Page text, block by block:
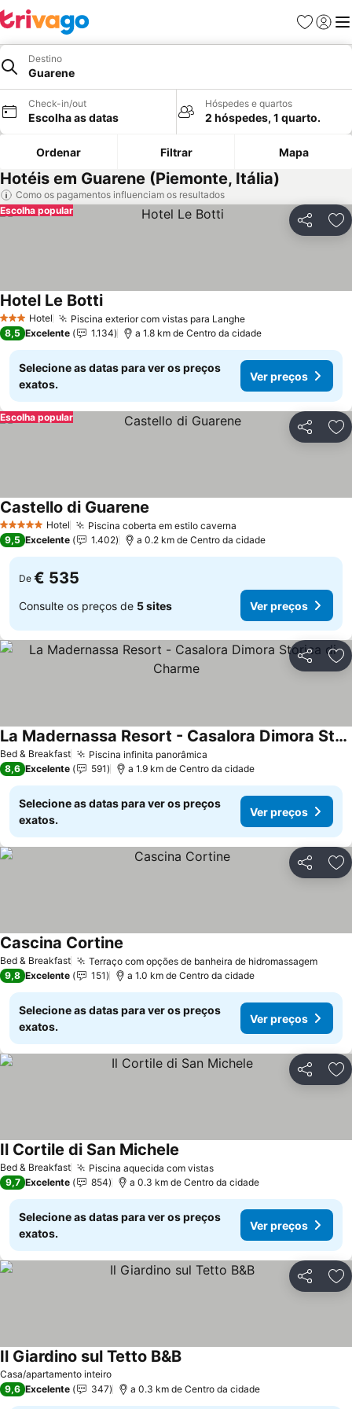
Favoritos
Iniciar
Destino
Guarene
Check-in/out
Escolha as datas
Hóspedes e quartos
2 hóspedes, 1 quarto.
Ordenar Filtrar Mapa
Hotéis em Guarene (Piemonte, Itália)
Como os pagamentos influenciam os resultados
Partilhar
Escolha popular
3 EstrelasHotel Piscina exterior com vistas para Langhe
Hotel Le Botti
8,5 Excelente 1.134 a 1.8 km de Centro da cidade
Selecione as datas para ver os preços
exatos.
Ver preços
Partilhar
Escolha popular
5 Estrelas Hotel Piscina coberta em estilo caverna
Castello di Guarene
9,5 Excelente 1.402 a 0.2 km de Centro da cidade
De € 535
Consulte os preços de 5 sites Ver preços
Partilhar
Bed & Breakfast Piscina infinita panorâmica
La Madernassa Resort - Casalora Dimora Storica di Charme
8,6 Excelente 591 a 1.9 km de Centro da cidade
Selecione as datas para ver os preços
exatos.
Ver preços
Partilhar
Bed & Breakfast Terraço com opções de banheira de hidromassagem
Cascina Cortine
9,8 Excelente 151 a 1.0 km de Centro da cidade
Selecione as datas para ver os preços
exatos.
Ver preços
Partilhar
Bed & Breakfast Piscina aquecida com vistas
Il Cortile di San Michele
9,7 Excelente 854 a 0.3 km de Centro da cidade
Selecione as datas para ver os preços
exatos.
Ver preços
Partilhar
Casa/apartamento inteiro
Il Giardino sul Tetto B&B
9,6 Excelente 347 a 0.3 km de Centro da cidade